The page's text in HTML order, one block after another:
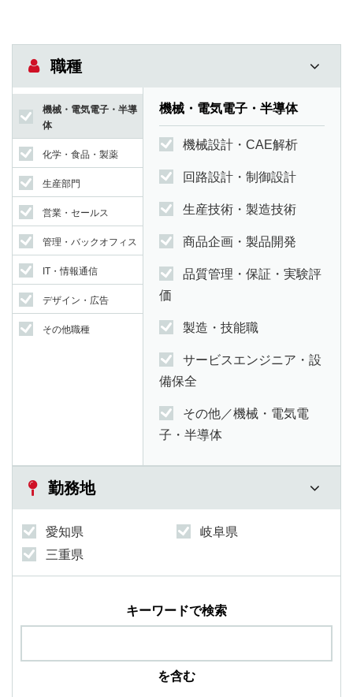
職種
機械・電気電子・半導
体
化学・食品・製薬
生産部門
営業・セールス
管理・バックオフィス
IT・情報通信
デザイン・広告
その他職種
機械・電気電子・半導体
機械設計・CAE解析
回路設計・制御設計
生産技術・製造技術
商品企画・製品開発
品質管理・保証・実験評
価
製造・技能職
サービスエンジニア・設
備保全
その他／機械・電気電
子・半導体
勤務地
愛知県
岐阜県
三重県
キーワードで検索
を含む